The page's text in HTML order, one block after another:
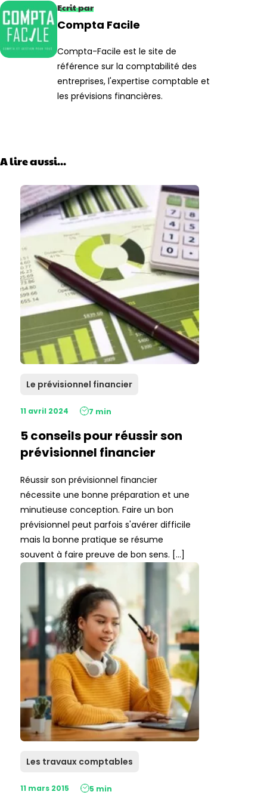
Ecrit par
Compta Facile
Compta-Facile est le site de
référence sur la comptabilité des
entreprises, l'expertise comptable et
les prévisions financières.
A lire aussi...
Le prévisionnel financier
11 avril 2024 7 min
5 conseils pour réussir son
prévisionnel financier
Réussir son prévisionnel financier
nécessite une bonne préparation et une
minutieuse conception. Faire un bon
prévisionnel peut parfois s'avérer difficile
mais la bonne pratique se résume
souvent à faire preuve de bon sens. […]
Les travaux comptables
11 mars 2015 5 min